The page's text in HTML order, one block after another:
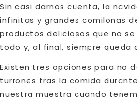
Sin casi darnos cuenta, la
infinitas y grandes comilonas
productos deliciosos que no
todo y, al final, siempre queda
Existen tres opciones para no
turrones tras la comida
nuestra muestra cuando